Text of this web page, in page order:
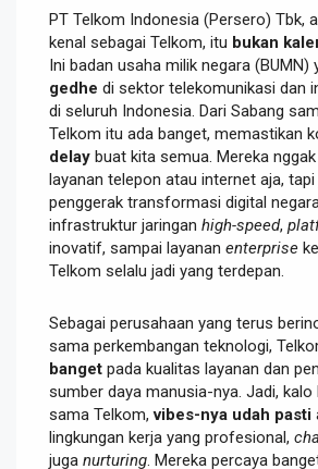
PT Telkom Indonesia (Persero) Tbk,
kenal sebagai Telkom, itu bukan
Ini badan usaha milik negara (BUMN)
gedhe di sektor telekomunikasi dan
di seluruh Indonesia. Dari Sabang
Telkom itu ada banget, memastikan
delay buat kita semua. Mereka
layanan telepon atau internet aja,
penggerak transformasi digital
infrastruktur jaringan high-speed,
inovatif, sampai layanan enterprise
Telkom selalu jadi yang terdepan.
Sebagai perusahaan yang terus
sama perkembangan teknologi,
banget pada kualitas layanan dan
sumber daya manusia-nya. Jadi, kalo
sama Telkom,vibes-nya udah pasti
lingkungan kerja yang profesional,
juga nurturing . Mereka percaya